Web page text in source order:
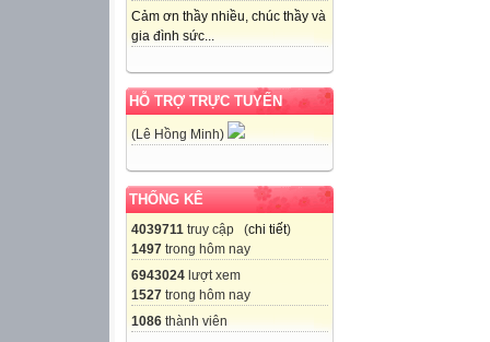
Cảm ơn thầy nhiều, chúc thầy và
gia đình sức...
HỖ TRỢ TRỰC TUYẾN
(Lê Hồng Minh)
THỐNG KÊ
4039711 truy cập (chi tiết)
1497 trong hôm nay
6943024 lượt xem
1527 trong hôm nay
1086 thành viên